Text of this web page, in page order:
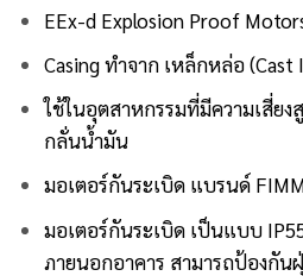
EEx-d Explosion Proof
Casing ทำจาก เหล็กหล่อ (Cast
ใช้ในอุตสาหกรรมที่มีความเสี่ยง
กลั่นน้ำมัน
มอเตอร์กันระเบิด แบรนด์
มอเตอร์กันระเบิด เป็นแบบ
ภายนอกอาคาร สามารถป้องกั